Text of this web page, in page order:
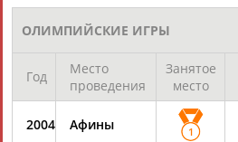
24 персон из 13181
ТАБЛО АКТИВНОСТИ
ОЛИМПИЙСКИЕ ИГРЫ
Год
Место
проведения
Занятое
место
2004 Афины 1